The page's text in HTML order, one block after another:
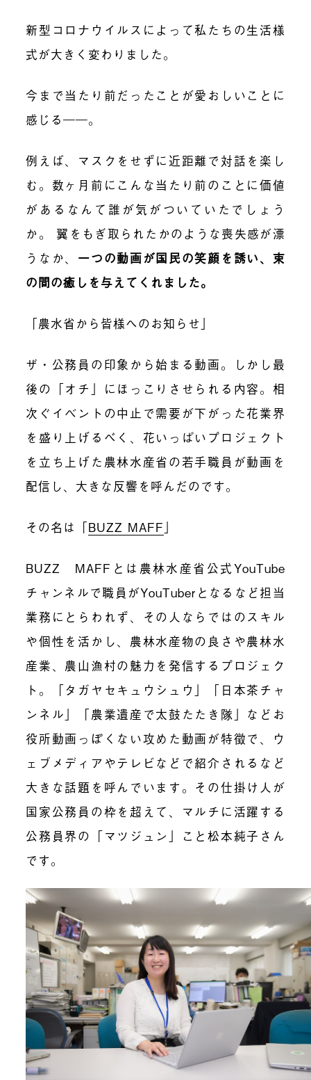
新型コロナウイルスによって私たちの生活様
式が大きく変わりました。
今まで当たり前だったことが愛おしいことに
感じる――。
例えば、マスクをせずに近距離で対話を楽し
む。数ヶ月前にこんな当たり前のことに価値
があるなんて誰が気がついていたでしょう
か。 翼をもぎ取られたかのような喪失感が漂
うなか、 一つの動画が国民の笑顔を誘い、束
の間の癒しを与えてくれました。
「農水省から皆様へのお知らせ」
ザ・公務員の印象から始まる動画。しかし最
後の「オチ」にほっこりさせられる内容。相
次ぐイベントの中止で需要が下がった花業界
を盛り上げるべく、花いっぱいプロジェクト
を立ち上げた農林水産省の若手職員が動画を
配信し、大きな反響を呼んだのです。
その名は「BUZZ MAFF 」
BUZZ MAFFとは農林水産省公式YouTube
チャンネルで職員がYouTuberとなるなど担当
業務にとらわれず、その人ならではのスキル
や個性を活かし、農林水産物の良さや農林水
産業、農山漁村の魅力を発信するプロジェク
ト。「タガヤセキュウシュウ」「日本茶チャ
ンネル」「農業遺産で太鼓たたき隊」などお
役所動画っぽくない攻めた動画が特徴で、ウ
ェブメディアやテレビなどで紹介されるなど
大きな話題を呼んでいます。その仕掛け人が
国家公務員の枠を超えて、マルチに活躍する
公務員界の「マツジュン」こと松本純子さん
です。